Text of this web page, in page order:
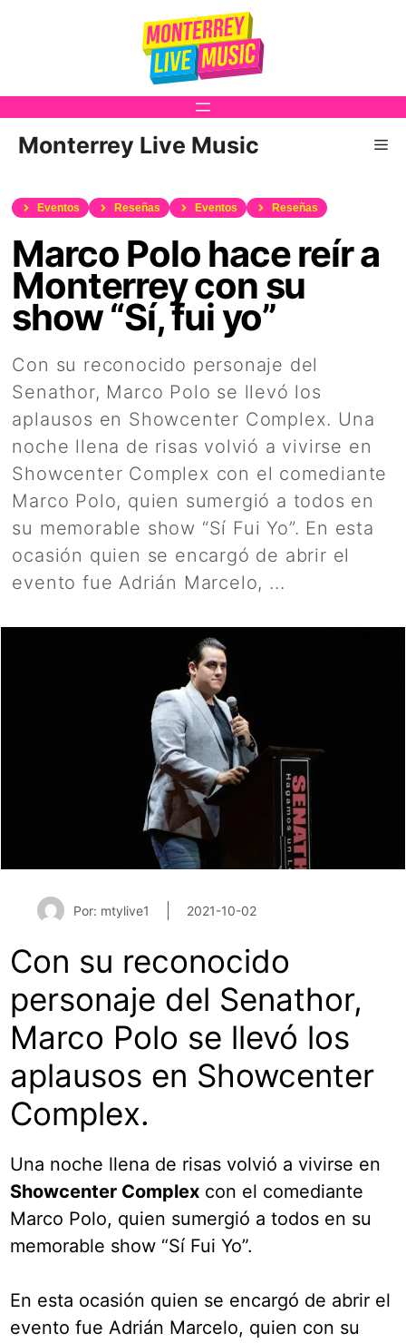
Monterrey Live Music
Eventos Reseñas Eventos Reseñas
Marco Polo hace reír a
Monterrey con su
show “Sí, fui yo”
Con su reconocido personaje del
Senathor, Marco Polo se llevó los
aplausos en Showcenter Complex. Una
noche llena de risas volvió a vivirse en
Showcenter Complex con el comediante
Marco Polo, quien sumergió a todos en
su memorable show “Sí Fui Yo”. En esta
ocasión quien se encargó de abrir el
evento fue Adrián Marcelo, ...
Por: mtylive1 2021-10-02
Con su reconocido
personaje del Senathor,
Marco Polo se llevó los
aplausos en Showcenter
Complex.
Una noche llena de risas volvió a vivirse en
Showcenter Complex con el comediante
Marco Polo, quien sumergió a todos en su
memorable show “Sí Fui Yo”.
En esta ocasión quien se encargó de abrir el
evento fue Adrián Marcelo, quien con su